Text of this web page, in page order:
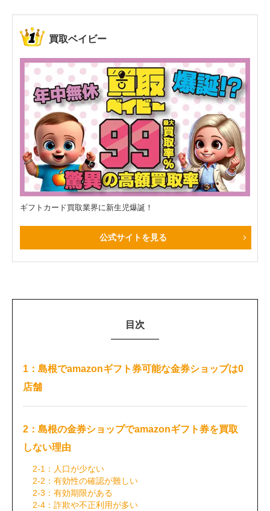
買取ベイビー
ギフトカード買取業界に新生児爆誕！
公式サイトを見る
目次
1：島根でamazonギフト券可能な金券ショップは0
店舗
2：島根の金券ショップでamazonギフト券を買取
しない理由
2-1：人口が少ない
2-2：有効性の確認が難しい
2-3：有効期限がある
2-4：詐欺や不正利用が多い